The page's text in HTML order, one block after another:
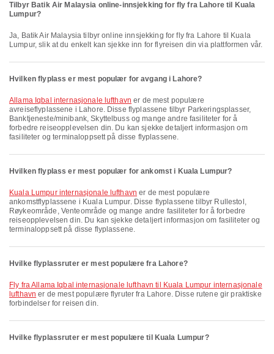
Tilbyr Batik Air Malaysia online-innsjekking for fly fra Lahore til Kuala
Lumpur?
Ja, Batik Air Malaysia tilbyr online innsjekking for fly fra Lahore til Kuala
Lumpur, slik at du enkelt kan sjekke inn for flyreisen din via plattformen vår.
Hvilken flyplass er mest populær for avgang i Lahore?
Allama Iqbal internasjonale lufthavn er de mest populære
avreiseflyplassene i Lahore. Disse flyplassene tilbyr Parkeringsplasser,
Banktjeneste/minibank, Skyttelbuss og mange andre fasiliteter for å
forbedre reiseopplevelsen din. Du kan sjekke detaljert informasjon om
fasiliteter og terminaloppsett på disse flyplassene.
Hvilken flyplass er mest populær for ankomst i Kuala Lumpur?
Kuala Lumpur internasjonale lufthavn er de mest populære
ankomstflyplassene i Kuala Lumpur. Disse flyplassene tilbyr Rullestol,
Røykeområde, Venteområde og mange andre fasiliteter for å forbedre
reiseopplevelsen din. Du kan sjekke detaljert informasjon om fasiliteter og
terminaloppsett på disse flyplassene.
Hvilke flyplassruter er mest populære fra Lahore?
fly fra Allama Iqbal internasjonale lufthavn til Kuala Lumpur internasjonale
lufthavn er de mest populære flyruter fra Lahore. Disse rutene gir praktiske
forbindelser for reisen din.
Hvilke flyplassruter er mest populære til Kuala Lumpur?